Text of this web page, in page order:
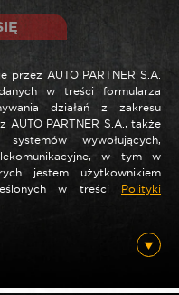
AUTO PARTNER S.A.
w treści formularza
działań z zakresu
PARTNER S.A., także
wywołujących,
w tym w
jestem użytkownikiem
w treści Polityki